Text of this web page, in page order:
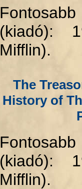
(kiadó):
Mifflin).
The
History of
(kiadó):
Mifflin).